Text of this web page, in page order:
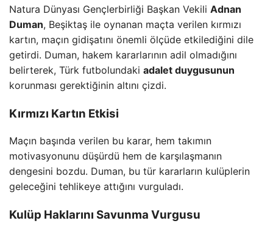
Natura Dünyası Gençlerbirliği Başkan Vekili Adnan
Duman, Beşiktaş ile oynanan maçta verilen kırmızı
kartın, maçın gidişatını önemli ölçüde etkilediğini dile
getirdi. Duman, hakem kararlarının adil olmadığını
belirterek, Türk futbolundaki adalet duygusunun
korunması gerektiğinin altını çizdi.
Kırmızı Kartın Etkisi
Maçın başında verilen bu karar, hem takımın
motivasyonunu düşürdü hem de karşılaşmanın
dengesini bozdu. Duman, bu tür kararların kulüplerin
geleceğini tehlikeye attığını vurguladı.
Kulüp Haklarını Savunma Vurgusu